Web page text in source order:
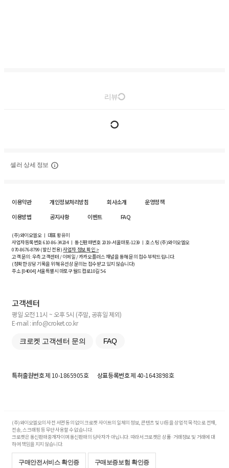
리뷰
셀러 상세 정보
이용약관 개인정보처리방침 회사소개
운영정책
이용방법
공지사항 이벤트 FAQ
(주)와이오엘오 ㅣ 대표 황유미
사업자등록번호610-86-34204ㅣ 통신판매번호 2019-서울마포-1239 ㅣ 호스팅 (주)와이오엘오
070-8676-8799 (발신 전용)사업자 정보 확인 >
고객 문의: 우측 고객센터 / 이메일 / 카카오플러스 채널을 통해 문의 접수 부탁드립니다.
(정확한 상담 기록을 위해 유선상 문의는 접수받고 있지 않습니다)
주소 [04004] 서울특별시 마포구 월드컵로10길5-6
고객센터
평일 오전 11시 ~ 오후 5시 (주말, 공휴일 제외)
E-mail : info@croket.co.kr
크로켓 고객센터 문의 FAQ
특허출원번호제 10-1865905호 상표등록번호제 40-1643898호
(주)와이오엘오의 사전 서면 동의 없이 크로켓 사이트의 일체의 정보, 콘텐츠 및 UI등을 상업적 목적으로 전재,
전송, 스크래핑 등 무단 사용할 수 없습니다.
크로켓은 통신판매중개자이며 통신판매의 당사자가 아닙니다. 따라서 크로켓은 상품·거래정보 및 거래에 대
하여 책임을 지지 않습니다.
구매안전서비스 확인증 구매보증보험 확인증